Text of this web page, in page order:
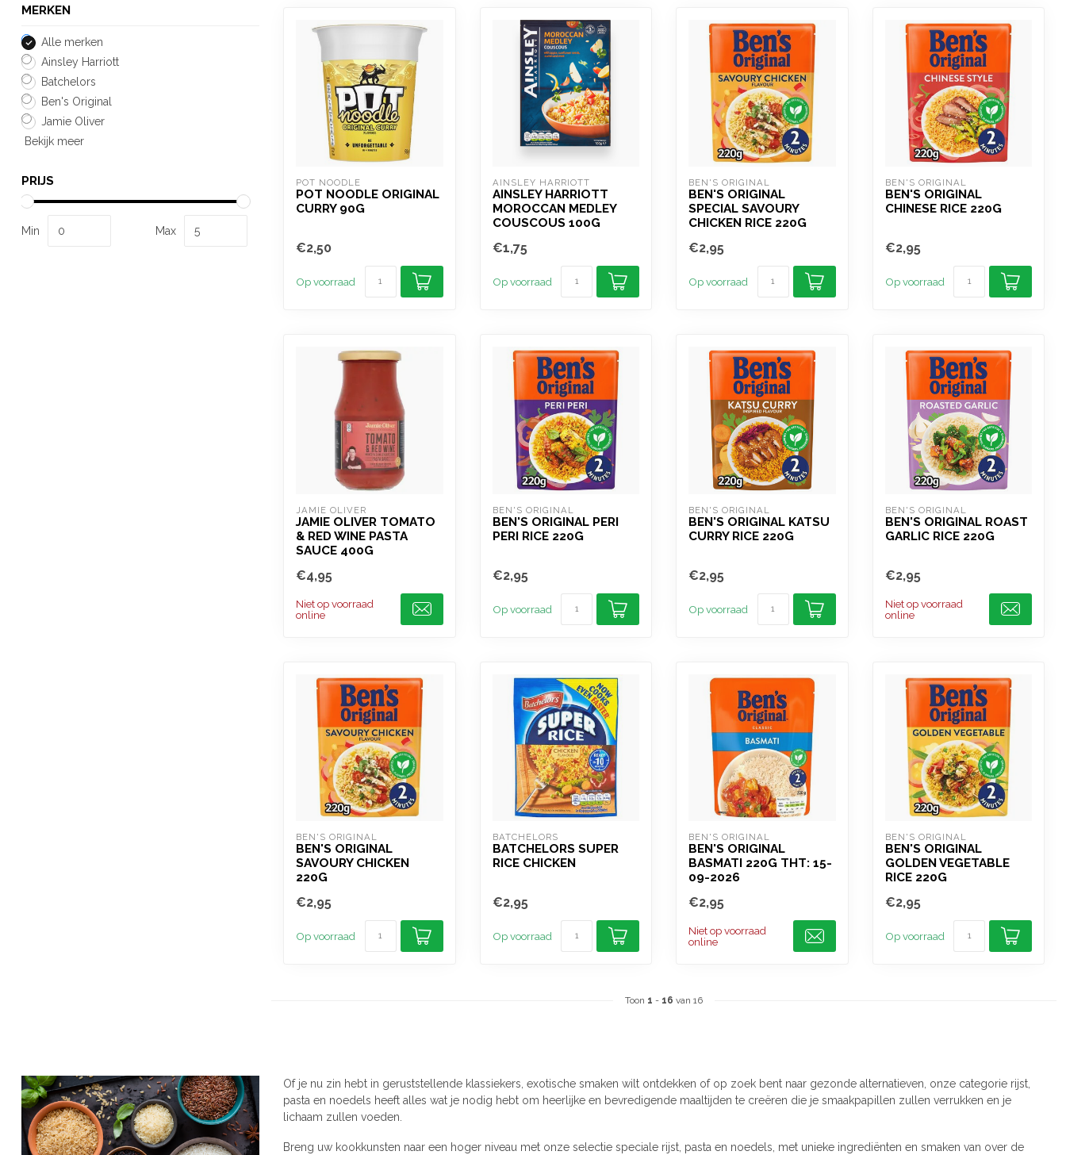
MERKEN
Alle merken
Ainsley Harriott
Batchelors
Ben's Original
Jamie Oliver
Bekijk meer
PRIJS
Min Max
POT NOODLE
POT NOODLE ORIGINAL
CURRY 90G
€2,50
Op voorraad
AINSLEY HARRIOTT
AINSLEY HARRIOTT
MOROCCAN MEDLEY
COUSCOUS 100G
€1,75
Op voorraad
BEN'S ORIGINAL
BEN'S ORIGINAL
SPECIAL SAVOURY
CHICKEN RICE 220G
€2,95
Op voorraad
BEN'S ORIGINAL
BEN'S ORIGINAL
CHINESE RICE 220G
€2,95
Op voorraad
JAMIE OLIVER
JAMIE OLIVER TOMATO
& RED WINE PASTA
SAUCE 400G
€4,95
Niet op voorraad
online
BEN'S ORIGINAL
BEN'S ORIGINAL PERI
PERI RICE 220G
€2,95
Op voorraad
BEN'S ORIGINAL
BEN'S ORIGINAL KATSU
CURRY RICE 220G
€2,95
Op voorraad
BEN'S ORIGINAL
BEN'S ORIGINAL ROAST
GARLIC RICE 220G
€2,95
Niet op voorraad
online
BEN'S ORIGINAL
BEN'S ORIGINAL
SAVOURY CHICKEN
220G
€2,95
Op voorraad
BATCHELORS
BATCHELORS SUPER
RICE CHICKEN
€2,95
Op voorraad
BEN'S ORIGINAL
BEN'S ORIGINAL
BASMATI 220G THT: 15-
09-2026
€2,95
Niet op voorraad
online
BEN'S ORIGINAL
BEN'S ORIGINAL
GOLDEN VEGETABLE
RICE 220G
€2,95
Op voorraad
Toon 1 - 16 van 16
Of je nu zin hebt in geruststellende klassiekers, exotische smaken wilt ontdekken of op zoek bent naar gezonde alternatieven, onze categorie rijst,
pasta en noedels heeft alles wat je nodig hebt om heerlijke en bevredigende maaltijden te creëren die je smaakpapillen zullen verrukken en je
lichaam zullen voeden.
Breng uw kookkunsten naar een hoger niveau met onze selectie speciale rijst, pasta en noedels, met unieke ingrediënten en smaken van over de